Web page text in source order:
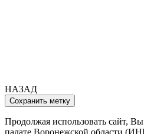
НАЗАД
Продолжая использовать сайт,
палате Воронежской области